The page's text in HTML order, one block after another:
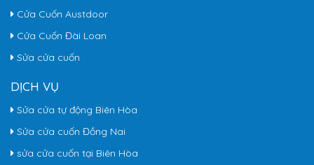
Cửa Cuốn Austdoor
Cửa Cuốn Đài Loan
Sửa cửa cuốn
DỊCH VỤ
Sửa cửa tự động Biên Hòa
Sửa cửa cuốn Đồng Nai
sửa cửa cuốn tại Biên Hòa